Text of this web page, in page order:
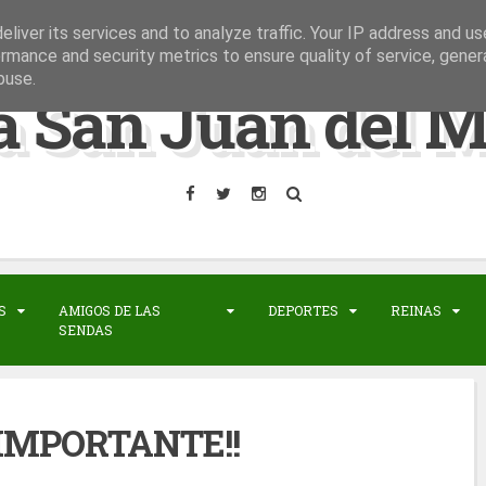
San Juan del
AMIGOS DE LAS
SENDAS
DEPORTES REINAS
its services and to analyze traffic. Your IP address and
and security metrics to ensure quality of service,